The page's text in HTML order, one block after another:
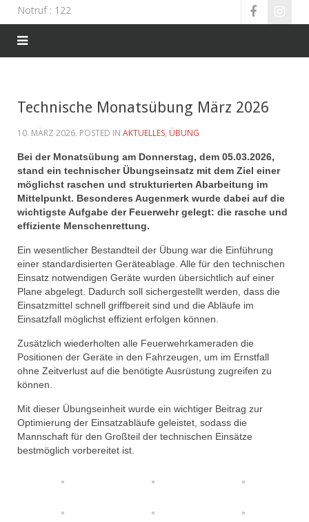
Notruf: 122
Technische Monatsübung März 2026
10. MÄRZ 2026. POSTED IN AKTUELLES, ÜBUNG
Bei der Monatsübung am Donnerstag, dem 05.03.2026,
stand ein technischer Übungseinsatz mit dem Ziel einer
möglichst raschen und strukturierten Abarbeitung im
Mittelpunkt. Besonderes Augenmerk wurde dabei auf die
wichtigste Aufgabe der Feuerwehr gelegt: die rasche und
effiziente Menschenrettung.
Ein wesentlicher Bestandteil der Übung war die Einführung
einer standardisierten Geräteablage. Alle für den technischen
Einsatz notwendigen Geräte wurden übersichtlich auf einer
Plane abgelegt. Dadurch soll sichergestellt werden, dass die
Einsatzmittel schnell griffbereit sind und die Abläufe im
Einsatzfall möglichst effizient erfolgen können.
Zusätzlich wiederholten alle Feuerwehrkameraden die
Positionen der Geräte in den Fahrzeugen, um im Ernstfall
ohne Zeitverlust auf die benötigte Ausrüstung zugreifen zu
können.
Mit dieser Übungseinheit wurde ein wichtiger Beitrag zur
Optimierung der Einsatzabläufe geleistet, sodass die
Mannschaft für den Großteil der technischen Einsätze
bestmöglich vorbereitet ist.